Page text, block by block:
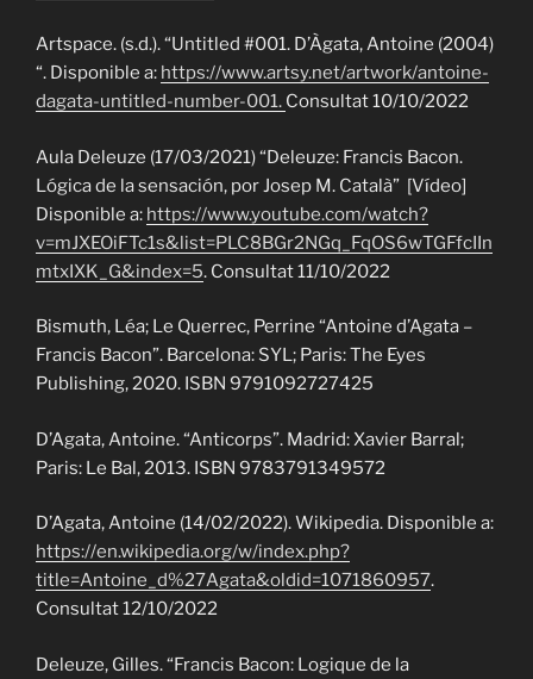
Artspace. (s.d.). “Untitled #001. D’Àgata, Antoine (2004)
“. Disponible a: https://www.artsy.net/artwork/antoine-
dagata-untitled-number-001. Consultat 10/10/2022
Aula Deleuze (17/03/2021) “Deleuze: Francis Bacon.
Lógica de la sensación, por Josep M. Català” [Vídeo]
Disponible a: https://www.youtube.com/watch?
v=mJXEOiFTc1s&list=PLC8BGr2NGq_FqOS6wTGFfcIIn
mtxIXK_G&index=5. Consultat 11/10/2022
Bismuth, Léa; Le Querrec, Perrine “Antoine d’Agata –
Francis Bacon”. Barcelona: SYL; Paris: The Eyes
Publishing, 2020. ISBN 9791092727425
D’Agata, Antoine. “Anticorps”. Madrid: Xavier Barral;
Paris: Le Bal, 2013. ISBN 9783791349572
D’Agata, Antoine (14/02/2022). Wikipedia. Disponible a:
https://en.wikipedia.org/w/index.php?
title=Antoine_d%27Agata&oldid=1071860957.
Consultat 12/10/2022
Deleuze, Gilles. “Francis Bacon: Logique de la